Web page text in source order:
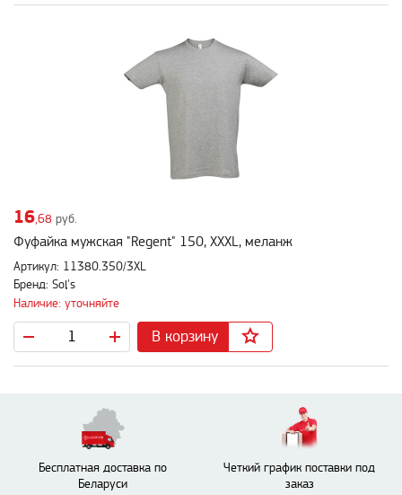
16,68 руб.
Фуфайка мужская "Regent" 150, XXXL, меланж
Артикул: 11380.350/3XL
Бренд: Sol's
Наличие: уточняйте
В корзину
Бесплатная доставка по
Беларуси
Четкий график поставки под
заказ